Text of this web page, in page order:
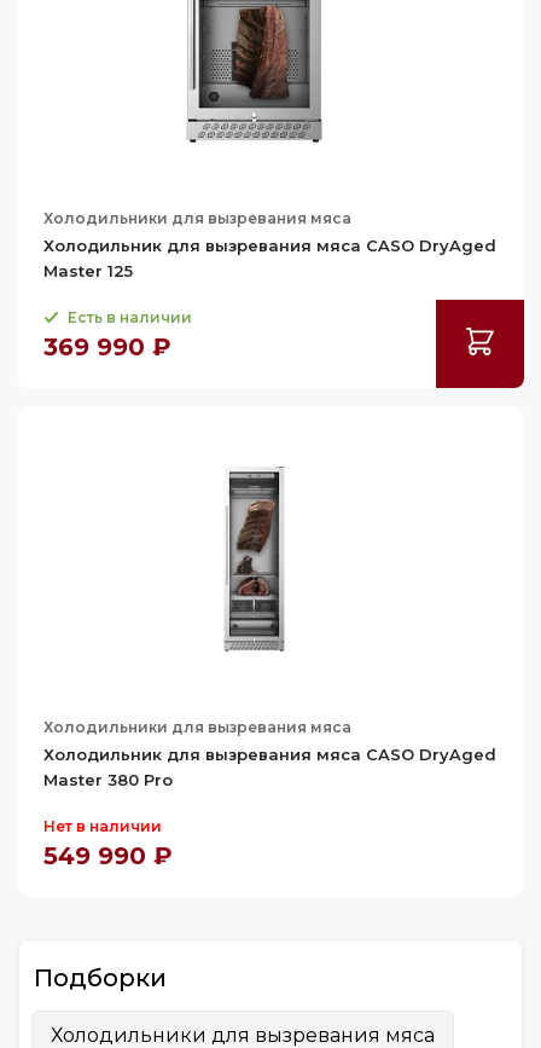
Холодильники для вызревания мяса
Холодильник для вызревания мяса CASO DryAged
Master 125
Есть в наличии
369 990 ₽
Холодильники для вызревания мяса
Холодильник для вызревания мяса CASO DryAged
Master 380 Pro
Нет в наличии
549 990 ₽
Подборки
Холодильники для вызревания мяса